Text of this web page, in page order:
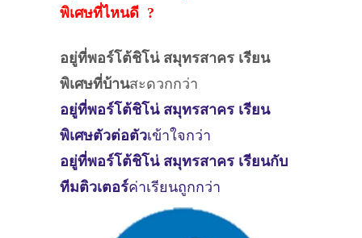
พิเศษที่ไหนดี ?
อยู่ที่พอร์โต้ชิโน่ สมุทรสาคร เรียน
พิเศษที่บ้านสะดวกกว่า
อยู่ที่พอร์โต้ชิโน่ สมุทรสาคร เรียน
พิเศษตัวต่อตัวเข้าใจกว่า
อยู่ที่พอร์โต้ชิโน่ สมุทรสาคร เรียนกับ
ทีมติวเตอร์ค่าเรียนถูกกว่า